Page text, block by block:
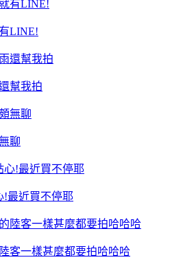
LINE!
幫我拍
聊
!最近買不停耶
客一樣甚麼都要拍哈哈哈